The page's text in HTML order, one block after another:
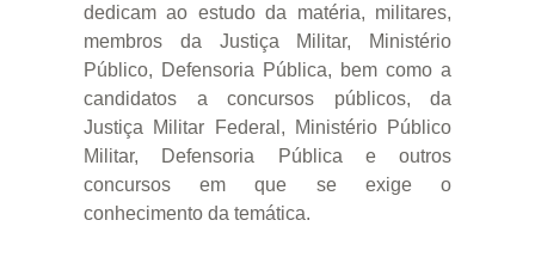
dedicam ao estudo da matéria, militares,
membros da Justiça Militar, Ministério
Público, Defensoria Pública, bem como a
candidatos a concursos públicos, da
Justiça Militar Federal, Ministério Público
Militar, Defensoria Pública e outros
concursos em que se exige o
conhecimento da temática.